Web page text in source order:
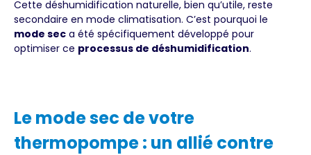
Cette déshumidification naturelle, bien qu’utile, reste
secondaire en mode climatisation. C’est pourquoi le
mode sec a été spécifiquement développé pour
optimiser ce processus de déshumidification.
Le mode sec de votre
thermopompe : un allié contre